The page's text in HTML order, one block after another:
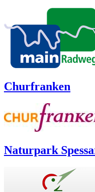
Churfranken
Naturpark